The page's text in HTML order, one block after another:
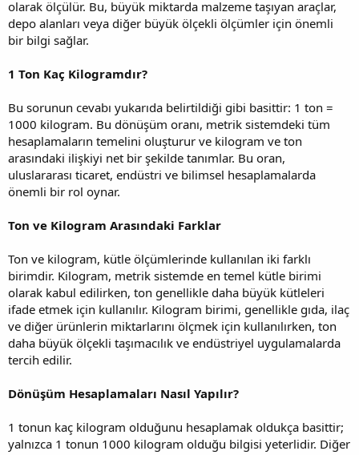
olarak ölçülür. Bu, büyük miktarda malzeme taşıyan araçlar,
depo alanları veya diğer büyük ölçekli ölçümler için önemli
bir bilgi sağlar.
1 Ton Kaç Kilogramdır?
Bu sorunun cevabı yukarıda belirtildiği gibi basittir: 1 ton =
1000 kilogram. Bu dönüşüm oranı, metrik sistemdeki tüm
hesaplamaların temelini oluşturur ve kilogram ve ton
arasındaki ilişkiyi net bir şekilde tanımlar. Bu oran,
uluslararası ticaret, endüstri ve bilimsel hesaplamalarda
önemli bir rol oynar.
Ton ve Kilogram Arasındaki Farklar
Ton ve kilogram, kütle ölçümlerinde kullanılan iki farklı
birimdir. Kilogram, metrik sistemde en temel kütle birimi
olarak kabul edilirken, ton genellikle daha büyük kütleleri
ifade etmek için kullanılır. Kilogram birimi, genellikle gıda, ilaç
ve diğer ürünlerin miktarlarını ölçmek için kullanılırken, ton
daha büyük ölçekli taşımacılık ve endüstriyel uygulamalarda
tercih edilir.
Dönüşüm Hesaplamaları Nasıl Yapılır?
1 tonun kaç kilogram olduğunu hesaplamak oldukça basittir;
yalnızca 1 tonun 1000 kilogram olduğu bilgisi yeterlidir. Diğer